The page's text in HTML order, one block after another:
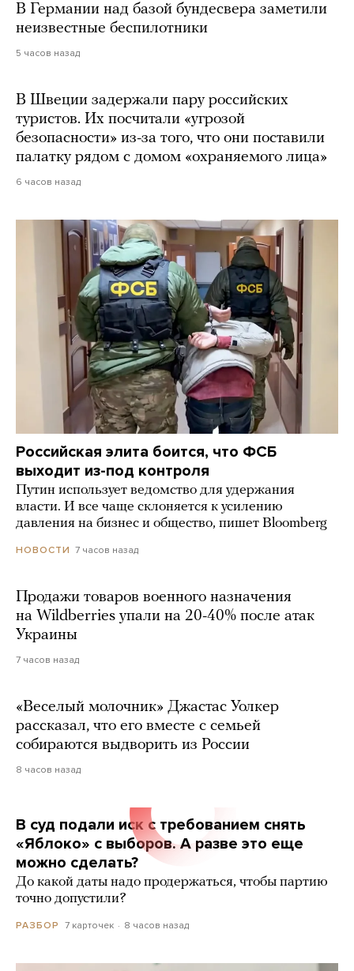
В Германии над базой бундесвера заметили
неизвестные беспилотники
5 часов назад
В Швеции задержали пару российских
туристов. Их посчитали «угрозой
безопасности» из-за того, что они поставили
палатку рядом с домом «охраняемого лица»
6 часов назад
Российская элита боится, что ФСБ
выходит из-под контроля
Путин использует ведомство для удержания
власти. И все чаще склоняется к усилению
давления на бизнес и общество, пишет Bloomberg
НОВОСТИ 7 часов назад
Продажи товаров военного назначения
на Wildberries упали на 20-40% после атак
Украины
7 часов назад
«Веселый молочник» Джастас Уолкер
рассказал, что его вместе с семьей
собираются выдворить из России
8 часов назад
В суд подали иск с требованием снять
«Яблоко» с выборов. А разве это еще
можно сделать?
До какой даты надо продержаться, чтобы партию
точно допустили?
РАЗБОР 7 карточек 8 часов назад